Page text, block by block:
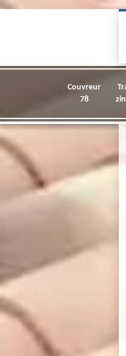
Couvreur
78